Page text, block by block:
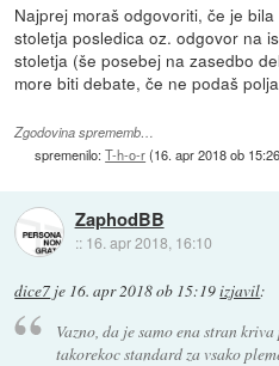
Najprej moraš odgovoriti, če je
stoletja posledica oz. odgovor na
stoletja (še posebej na zasedbo
more biti debate, če ne podaš
Zgodovina sprememb…
spremenilo:T-h-o-r(16. apr 2018 ob
ZaphodBB
:: 16. apr 2018, 16:10
dice7 je 16. apr 2018 ob 15:19izjavil:
Vazno, da je samo ena stran
takorekoc standard za vsako